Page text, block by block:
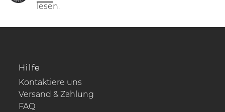
lesen.
Hilfe
Kontaktiere uns
Versand & Zahlung
FAQ